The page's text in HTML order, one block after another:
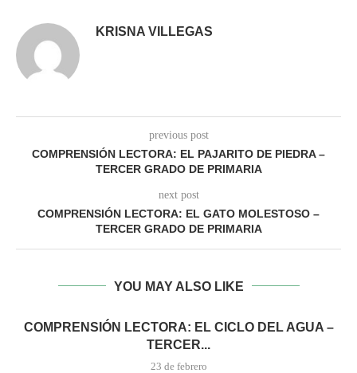
KRISNA VILLEGAS
previous post
COMPRENSIÓN LECTORA: EL PAJARITO DE PIEDRA –
TERCER GRADO DE PRIMARIA
next post
COMPRENSIÓN LECTORA: EL GATO MOLESTOSO –
TERCER GRADO DE PRIMARIA
YOU MAY ALSO LIKE
COMPRENSIÓN LECTORA: EL CICLO DEL AGUA –
TERCER...
23 de febrero